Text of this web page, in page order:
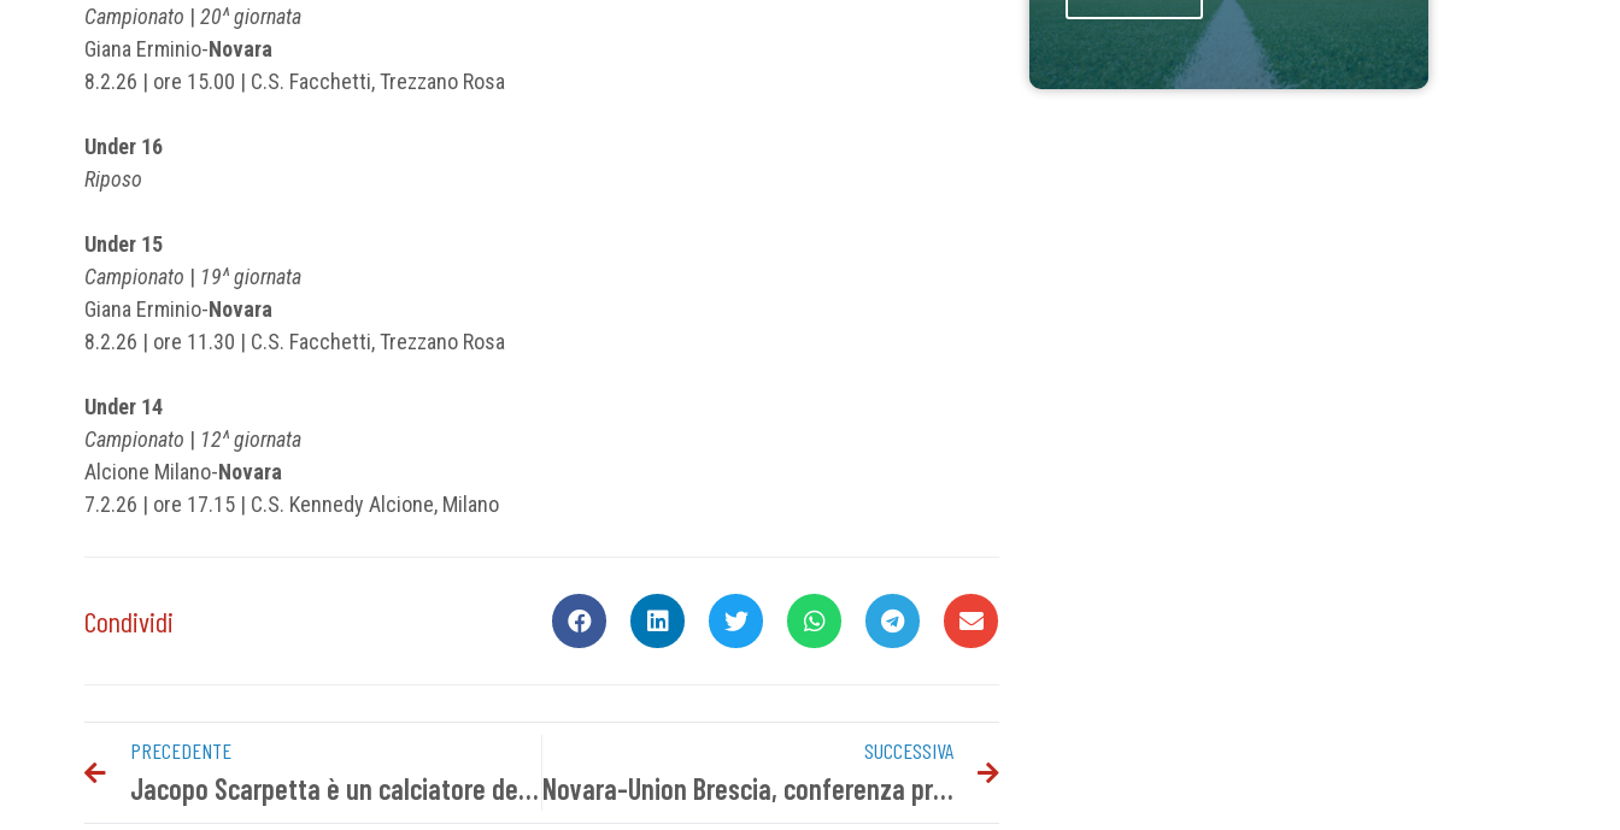
Campionato | 20^ giornata
Giana Erminio-Novara
8.2.26 | ore 15.00 | C.S. Facchetti, Trezzano Rosa
Under 16
Riposo
Under 15
Campionato | 19^ giornata
Giana Erminio-Novara
8.2.26 | ore 11.30 | C.S. Facchetti, Trezzano Rosa
Under 14
Campionato | 12^ giornata
Alcione Milano-Novara
7.2.26 | ore 17.15 | C.S. Kennedy Alcione, Milano
Condividi
PRECEDENTE
Jacopo Scarpetta è un calciatore del Novara FC
SUCCESSIVA
Novara-Union Brescia, conferenza pre gara